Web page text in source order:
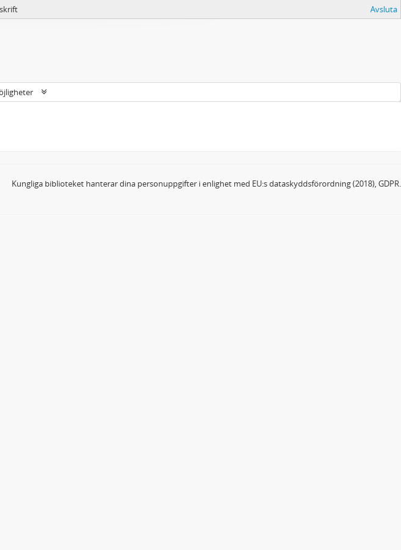
Avsluta
Kungliga biblioteket hanterar dina personuppgifter i enlighet med EU:s dataskyddsförordning (2018), GDPR.